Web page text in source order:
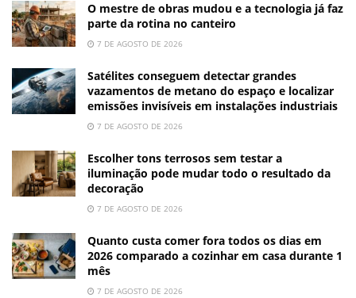
O mestre de obras mudou e a tecnologia já faz
parte da rotina no canteiro
7 DE AGOSTO DE 2026
Satélites conseguem detectar grandes
vazamentos de metano do espaço e localizar
emissões invisíveis em instalações industriais
7 DE AGOSTO DE 2026
Escolher tons terrosos sem testar a
iluminação pode mudar todo o resultado da
decoração
7 DE AGOSTO DE 2026
Quanto custa comer fora todos os dias em
2026 comparado a cozinhar em casa durante 1
mês
7 DE AGOSTO DE 2026